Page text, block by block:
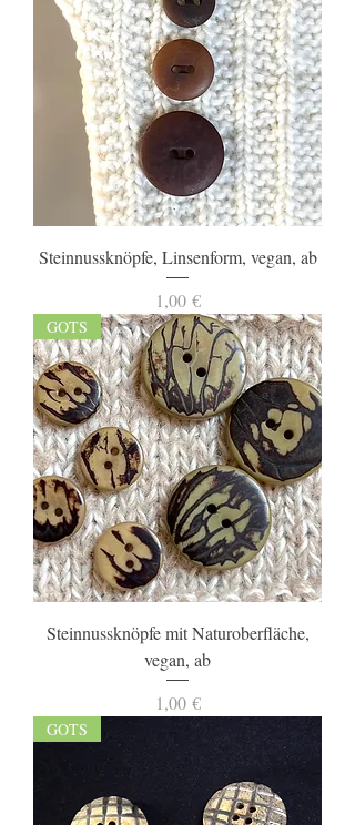
Steinnussknöpfe, Linsenform, vegan, ab
Preis
1,00 €
GOTS
Steinnussknöpfe mit Naturoberfläche,
vegan, ab
Preis
1,00 €
GOTS